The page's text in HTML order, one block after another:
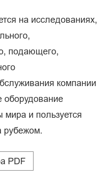
на исследованиях,
подающего,
компании
оборудование
мира и пользуется
рубежом.
PDF